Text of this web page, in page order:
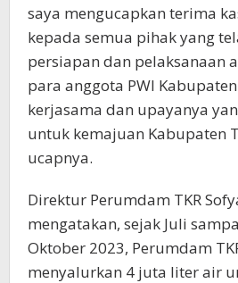
saya mengucapkan terima
kepada semua pihak yang
persiapan dan pelaksanaan
para anggota PWI
kerjasama dan upayanya
untuk kemajuan Kabupaten
ucapnya.
Direktur Perumdam TKR
mengatakan, sejak Juli
Oktober 2023, Perumdam
menyalurkan 4 juta liter air